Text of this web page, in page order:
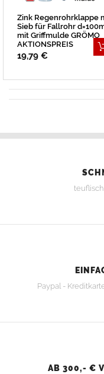
Zink Regenrohrklappe
Sieb für Fallrohr
mit Griffmulde GRÖMO
AKTIONSPREIS
19,79 €
Paypal -
AB 300,- €